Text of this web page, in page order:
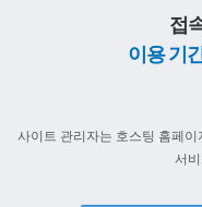
접
이용 기
사이트 관리자는 호스팅 홈페이
서